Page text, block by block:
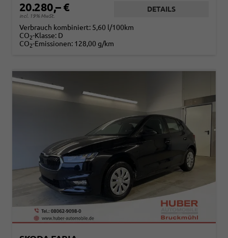
20.280,– €
incl. 19% MwSt.
DETAILS
Verbrauch kombiniert: 5,60 l/100km
CO2-Klasse: D
CO2-Emissionen: 128,00 g/km